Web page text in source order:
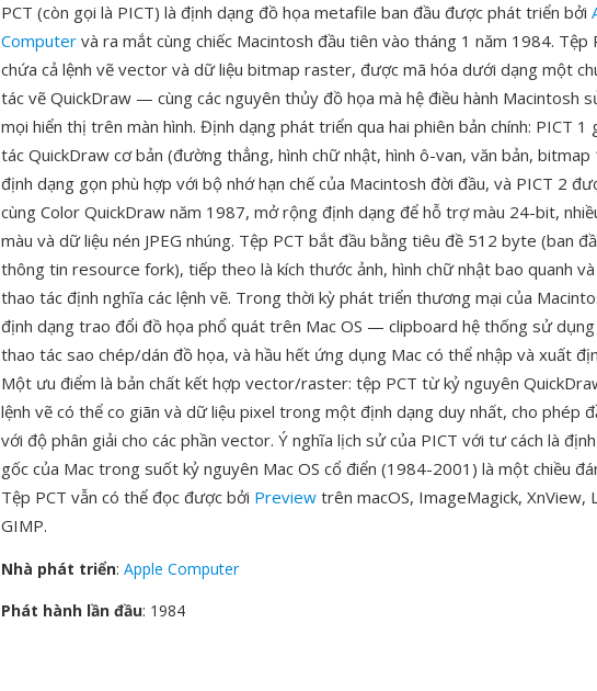
PCT (còn gọi là PICT) là định dạng đồ họa metafile ban đầu được phát triển bởi
Computer và ra mắt cùng chiếc Macintosh đầu tiên vào tháng 1 năm 1984. Tệp
chứa cả lệnh vẽ vector và dữ liệu bitmap raster, được mã hóa dưới dạng một
tác vẽ QuickDraw — cùng các nguyên thủy đồ họa mà hệ điều hành Macintosh
mọi hiển thị trên màn hình. Định dạng phát triển qua hai phiên bản chính: PICT 1
tác QuickDraw cơ bản (đường thẳng, hình chữ nhật, hình ô-van, văn bản,
định dạng gọn phù hợp với bộ nhớ hạn chế của Macintosh đời đầu, và PICT 2
cùng Color QuickDraw năm 1987, mở rộng định dạng để hỗ trợ màu 24-bit,
màu và dữ liệu nén JPEG nhúng. Tệp PCT bắt đầu bằng tiêu đề 512 byte (ban
thông tin resource fork), tiếp theo là kích thước ảnh, hình chữ nhật bao quanh
thao tác định nghĩa các lệnh vẽ. Trong thời kỳ phát triển thương mại của
định dạng trao đổi đồ họa phổ quát trên Mac OS — clipboard hệ thống sử dụng
thao tác sao chép/dán đồ họa, và hầu hết ứng dụng Mac có thể nhập và xuất
Một ưu điểm là bản chất kết hợp vector/raster: tệp PCT từ kỷ nguyên
lệnh vẽ có thể co giãn và dữ liệu pixel trong một định dạng duy nhất, cho phép
với độ phân giải cho các phần vector. Ý nghĩa lịch sử của PICT với tư cách là
gốc của Mac trong suốt kỷ nguyên Mac OS cổ điển (1984-2001) là một chiều
Tệp PCT vẫn có thể đọc được bởi Preview trên macOS, ImageMagick, XnView,
GIMP.
Nhà phát triển: Apple Computer
Phát hành lần đầu: 1984